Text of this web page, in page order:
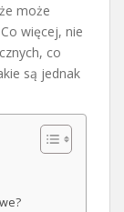
może
więcej, nie
co
są jednak